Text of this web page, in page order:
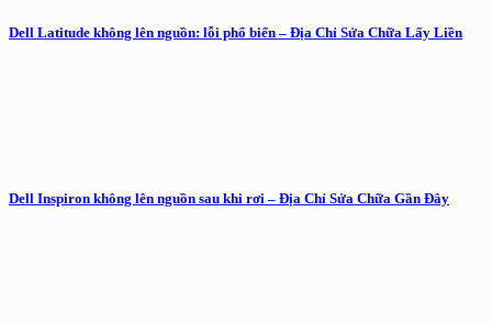
Dell Latitude không lên nguồn: lỗi phổ biến – Địa Chỉ Sửa Chữa Lấy Liền
Dell Inspiron không lên nguồn sau khi rơi – Địa Chỉ Sửa Chữa Gần Đây